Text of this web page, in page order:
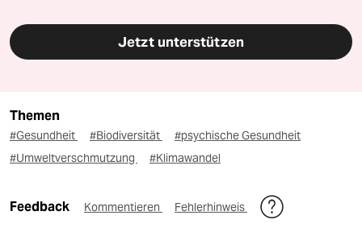
Jetzt unterstützen
Themen
#Gesundheit #Biodiversität
#psychische Gesundheit
#Umweltverschmutzung
#Klimawandel
Feedback Kommentieren Fehlerhinweis